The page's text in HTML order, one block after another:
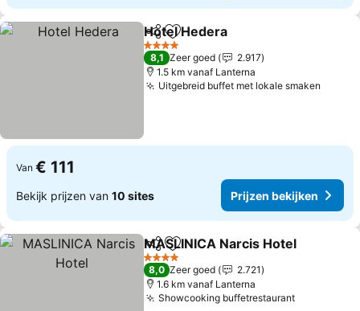
DelenToevoegen aan favorieten
Hotel Hedera
4 Sterren
8,1 Zeer goed
2.917
1.5 km vanaf Lanterna
Uitgebreid buffet met lokale smaken
Van € 111
Bekijk prijzen van 10 sites Prijzen bekijken
DelenToevoegen aan favorieten
MASLINICA Narcis Hotel
4 Sterren
8,0 Zeer goed
2.721
1.6 km vanaf Lanterna
Showcooking buffetrestaurantPrijzen